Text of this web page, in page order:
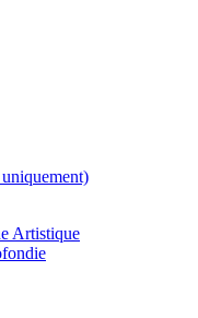
Artistique